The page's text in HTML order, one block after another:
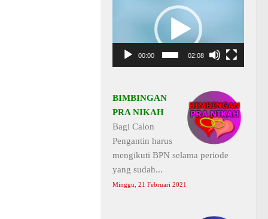
00:00 02:08
BIMBINGAN
PRA NIKAH
Bagi Calon
Pengantin harus
mengikuti BPN selama periode
yang sudah...
Minggu, 21 Februari 2021